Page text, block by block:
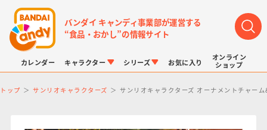
バンダイ キャンディ事業部が運営する
“食品・おかし”の情報サイト
カレンダー キャラクター シリーズ お気に入り
オンライン
ショップ
トップ サンリオキャラクターズ サンリオキャラクターズ オーナメントチャー